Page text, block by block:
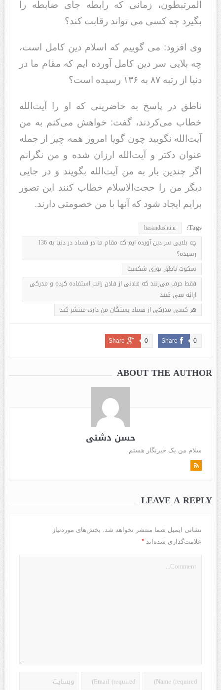
المرتبطون، زمانی که رابطه جای ضابطه را
بگیرد چه کسی می تواند رقابت کند؟
وی افزود: می گوییم که اسلام دین کامل است،
چه بلایی سر دین کامل آورده ایم که مقام ما در
دنیا از رتبه ۸۷ به ۱۳۶ رسیده است؟
ناطق در پاسخ به حاضرینی که او را آیت‌الله
خطاب می‌کردند، گفت: خواهش می‌کنم به من
آیت‌الله نگویید چون گویا امروز همه چیز از جمله
عنوان دکتر و آیت‌الله ارزان شده و من نگرانم
اگر چندین بار به من آیت‌الله بگویند و در جایی
دیگر من را حجت‌الاسلام خطاب کنند این تصور
برایم ایجاد شود که آنها با من خصومتی دارند.
Tags:
hasandashti.ir
چه بلایی سر دین آورده ایم که مقام ما در فساد در دنیا به 136
رسیده؟
سکوت ناطق نوری شکست
فقط حرف می‌زنند که فلانی از فلان رانت استفاده کرده‌ و مدرکی
ارائه نمی کنند
هر کسی مدرکی از فساد بستگان من دارد، منتشر کند
Share 0
Share 0
ABOUT THE AUTHOR
حسن دشتی
سلام من یک خبرنگار هستم
LEAVE A REPLY
نشانی ایمیل شما منتشر نخواهد شد.
بخش‌های موردنیاز
علامت‌گذاری شده‌اند *